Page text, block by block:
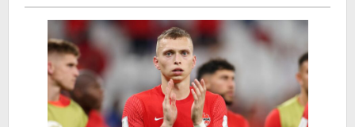
sebagai
'pemimpin
masa
depan'
Celtic